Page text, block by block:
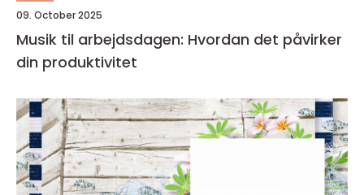
09. October 2025
Musik til arbejdsdagen: Hvordan det påvirker
din produktivitet